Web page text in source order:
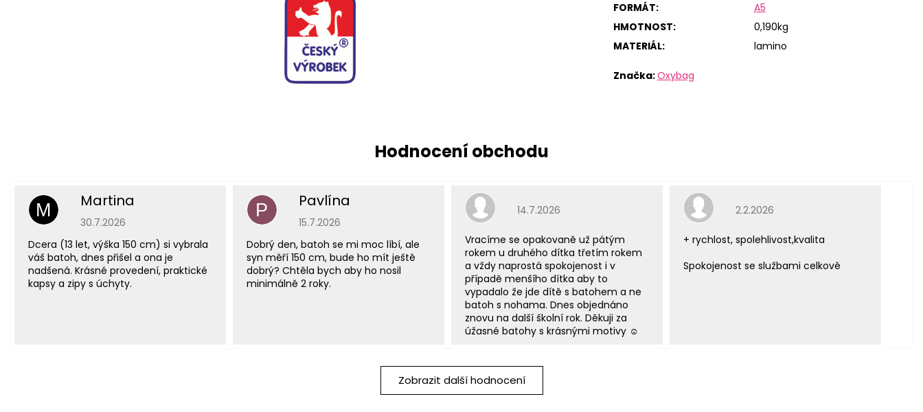
FORMÁT:
A5
HMOTNOST:
0,190kg
MATERIÁL: lamino
Značka:Oxybag
M Martina
Hodnocení obchodu je 5 z 5 hvězdiček.
30.7.2026
Dcera (13 let, výška 150 cm) si vybrala
váš batoh, dnes přišel a ona je
nadšená. Krásné provedení, praktické
kapsy a zipy s úchyty.
P Pavlína
Hodnocení obchodu je 5 z 5 hvězdiček.
15.7.2026
Dobrý den, batoh se mi moc líbí, ale
syn měří 150 cm, bude ho mít ještě
dobrý? Chtěla bych aby ho nosil
minimálně 2 roky.
Hodnocení obchodu je 5 z 5 hvězdiček.
14.7.2026
Vracíme se opakovaně už pátým
rokem u druhého dítka třetím rokem
a vždy naprostá spokojenost i v
případě menšího dítka aby to
vypadalo že jde dítě s batohem a ne
batoh s nohama. Dnes objednáno
znovu na další školní rok. Děkuji za
úžasné batohy s krásnými motivy ☺️
Hodnocení obchodu je 5 z 5 hvězdiček.
2.2.2026
+ rychlost, spolehlivost,kvalita
Spokojenost se službami celkově
Zobrazit další hodnocení